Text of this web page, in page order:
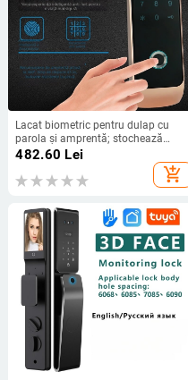
Lacat biometric pentru dulap cu
parola și amprentă; stochează
până la 50 de amprente; peste
800000 de deblocări; citire/scanare
amprentă în <1,5 s; tehnologie
sertarelor dulapului
482.60 Lei
add_shopping_cart